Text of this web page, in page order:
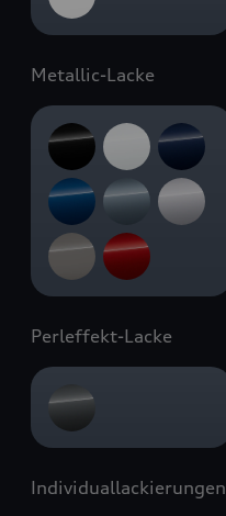
Metallic-Lacke
Perleffekt-Lacke
Individuallackierungen